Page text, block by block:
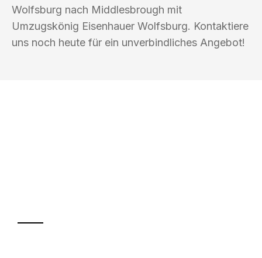
Wolfsburg nach Middlesbrough mit
Umzugskönig Eisenhauer Wolfsburg. Kontaktiere
uns noch heute für ein unverbindliches Angebot!